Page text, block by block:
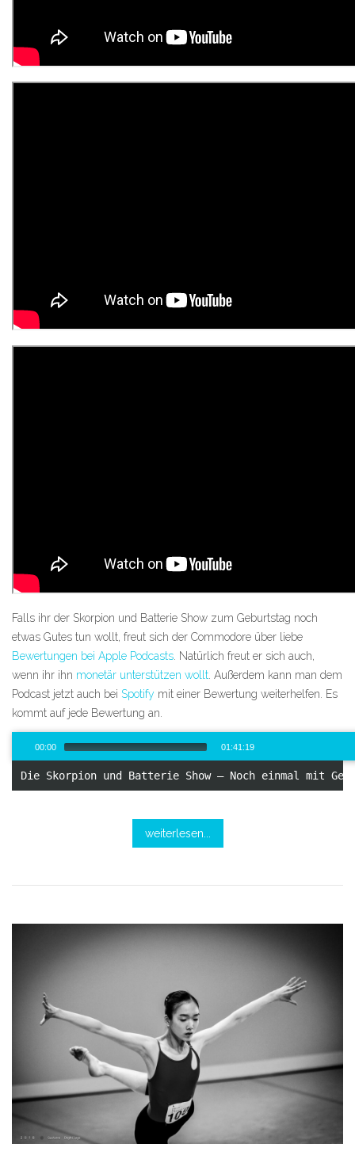
Falls ihr der Skorpion und Batterie Show zum Geburtstag noch
etwas Gutes tun wollt, freut sich der Commodore über liebe
Bewertungen bei Apple Podcasts. Natürlich freut er sich auch,
wenn ihr ihn monetär unterstützen wollt. Außerdem kann man dem
Podcast jetzt auch bei Spotify mit einer Bewertung weiterhelfen. Es
kommt auf jede Bewertung an.
00:00 01:41:19
00:00/ 101:19
Die Skorpion und Batterie Show – Noch einmal mit
weiterlesen...